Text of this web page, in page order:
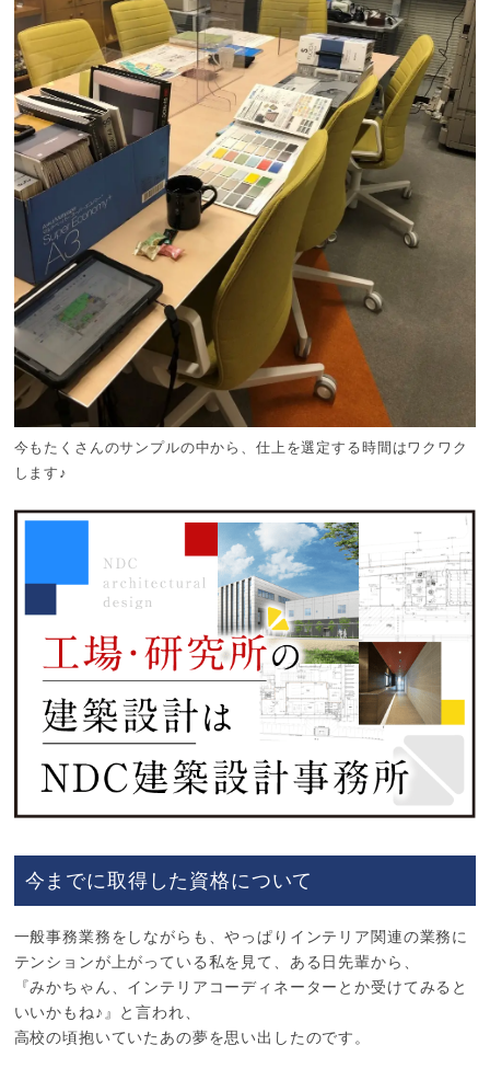
今もたくさんのサンプルの中から、仕上を選定する時間はワクワク
します♪
今までに取得した資格について
一般事務業務をしながらも、やっぱりインテリア関連の業務に
テンションが上がっている私を見て、ある日先輩から、
『みかちゃん、インテリアコーディネーターとか受けてみると
いいかもね♪』と言われ、
高校の頃抱いていたあの夢を思い出したのです。